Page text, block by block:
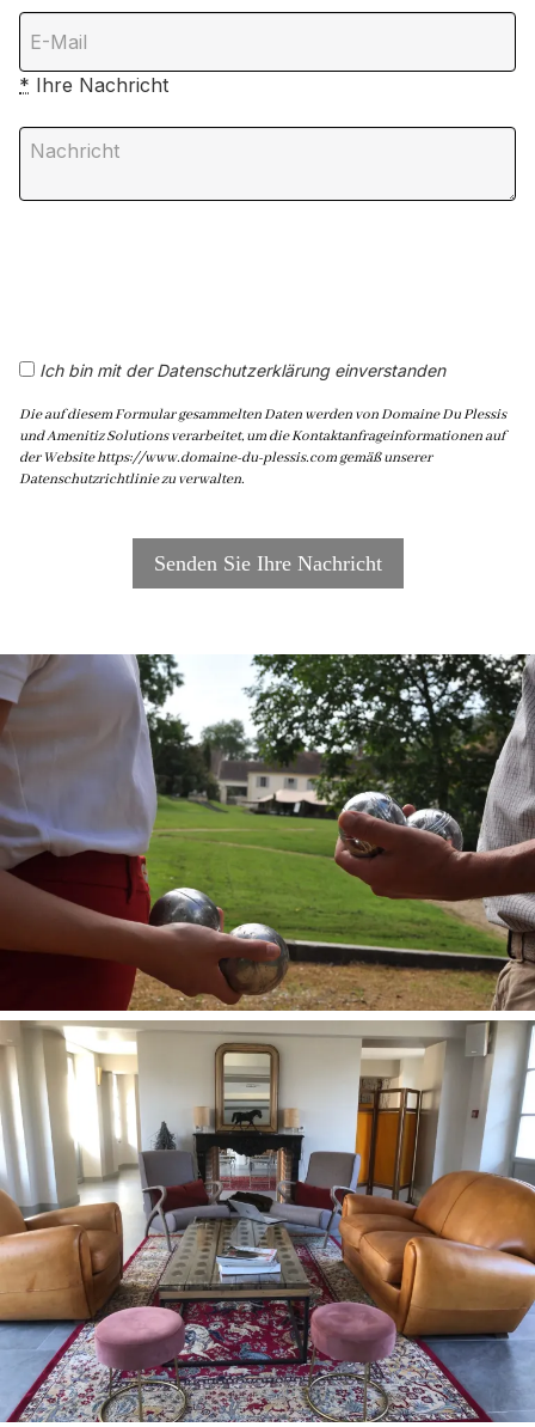
* Ihre Nachricht
Ich bin mit der Datenschutzerklärung einverstanden
Die auf diesem Formular gesammelten Daten werden von Domaine Du Plessis
und Amenitiz Solutions verarbeitet, um die Kontaktanfrageinformationen auf
der Website https://www.domaine-du-plessis.com gemäß unserer
Datenschutzrichtlinie zu verwalten.